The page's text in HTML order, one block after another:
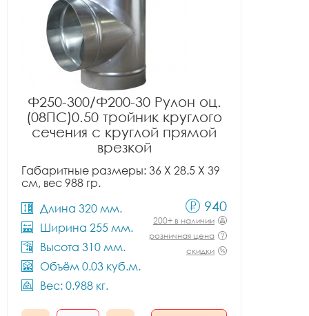
Ф250-300/Ф200-30 Рулон оц.
(08ПС)0.50 тройник круглого
сечения с круглой прямой
врезкой
Габаритные размеры: 36 X 28.5 X 39
см, вес 988 гр.
Длина 320 мм.
Ширина 255 мм.
Высота 310 мм.
Объём 0.03 куб.м.
Вес: 0.988 кг.
940
200+ в наличии
розничная цена
скидки